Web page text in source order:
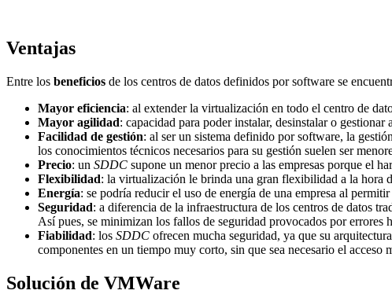
Ventajas
Entre los beneficios de los centros de datos definidos por software se
Mayor eficiencia: al extender la virtualización en todo el centro de
Mayor agilidad: capacidad para poder instalar, desinstalar o gestionar
Facilidad de gestión: al ser un sistema definido por software, la
los conocimientos técnicos necesarios para su gestión suelen ser
Precio: un SDDC supone un menor precio a las empresas porque el
Flexibilidad: la virtualización le brinda una gran flexibilidad a la hora
Energía: se podría reducir el uso de energía de una empresa al
Seguridad: a diferencia de la infraestructura de los centros de datos
Así pues, se minimizan los fallos de seguridad provocados por errores
Fiabilidad: los SDDC ofrecen mucha seguridad, ya que su
componentes en un tiempo muy corto, sin que sea necesario el acceso
Solución de VMWare